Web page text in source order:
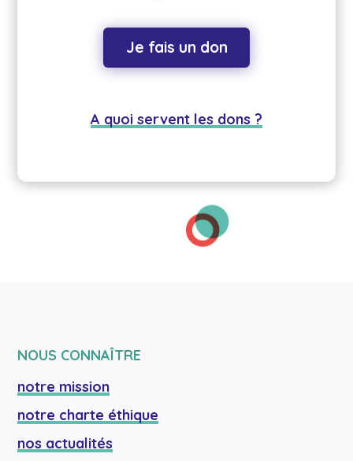
Je fais un don
A quoi servent les dons ?
NOUS CONNAÎTRE
notre mission
notre charte éthique
nos actualités